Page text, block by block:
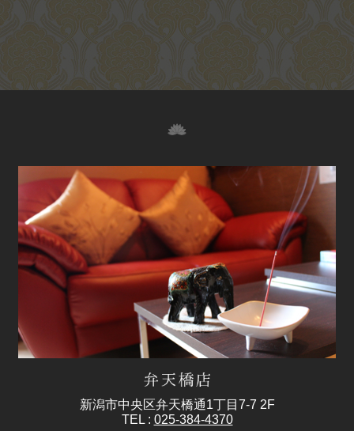
新潟市中央区弁天橋通1丁目7-7 2F
TEL : 025-384-4370